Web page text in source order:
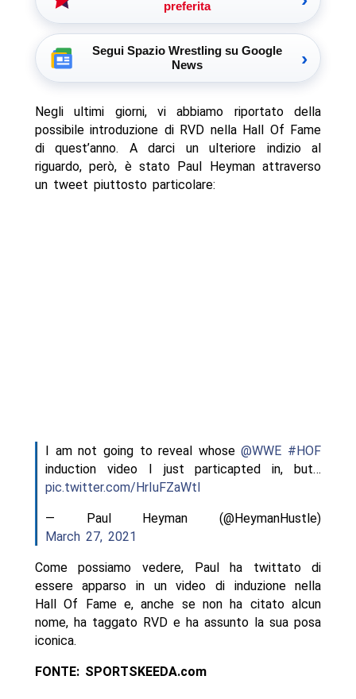
preferita
Segui Spazio Wrestling su Google
News
›
Negli ultimi giorni, vi abbiamo riportato della
possibile introduzione di RVD nella Hall Of Fame
di quest’anno. A darci un ulteriore indizio al
riguardo, però, è stato Paul Heyman attraverso
un tweet piuttosto particolare:
I am not going to reveal whose@WWE #HOF
induction video I just particapted in, but…
pic.twitter.com/HrIuFZaWtI
— Paul Heyman (@HeymanHustle)
March 27, 2021
Come possiamo vedere, Paul ha twittato di
essere apparso in un video di induzione nella
Hall Of Fame e, anche se non ha citato alcun
nome, ha taggato RVD e ha assunto la sua posa
iconica.
FONTE: SPORTSKEEDA.com